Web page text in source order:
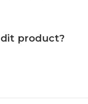
dit product?